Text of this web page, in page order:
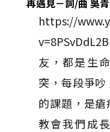
再遇見－詞/曲 吳
https://
友，都是生
突，每段爭
的課題，是
教會我們成